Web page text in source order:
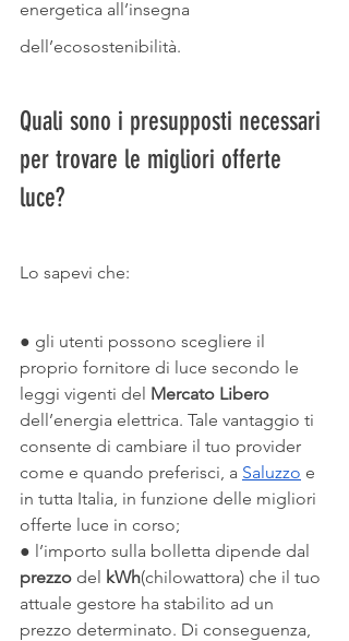
energetica all’insegna
dell’ecosostenibilità.
Quali sono i presupposti necessari
per trovare le migliori offerte
luce?
Lo sapevi che:
● gli utenti possono scegliere il
proprio fornitore di luce secondo le
leggi vigenti del Mercato Libero
dell’energia elettrica. Tale vantaggio ti
consente di cambiare il tuo provider
come e quando preferisci, a Saluzzo e
in tutta Italia, in funzione delle migliori
offerte luce in corso;
● l’importo sulla bolletta dipende dal
prezzo del kWh(chilowattora) che il tuo
attuale gestore ha stabilito ad un
prezzo determinato. Di conseguenza,